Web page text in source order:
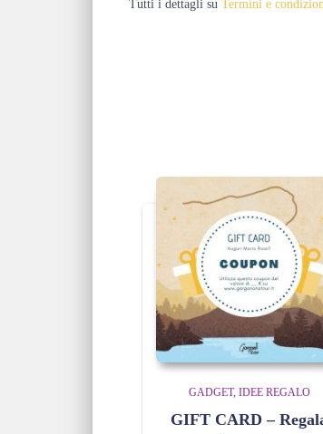
Tutti i dettagli su Termini e
GADGET IDEE REGALO
GIFT CARD –